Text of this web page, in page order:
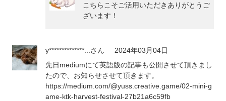
こちらこそご活用いただきありがとうご
ざいます！
y**************... さん
2024年03月04日
先日mediumにて英語版の記事も公開させて頂きまし
たので、お知らせさせて頂きます。
https://medium.com/@yuss.creative.game/02-mini-g
ame-ktk-harvest-festival-27b21a6c59fb